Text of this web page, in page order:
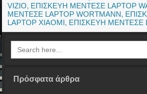
VIZIO, ΕΠΙΣΚΕΥΗ ΜΕΝΤΕΣΕ LAPTOP
ΜΕΝΤΕΣΕ LAPTOP WORTMANN,
LAPTOP XIAOMI, ΕΠΙΣΚΕΥΗ ΜΕΝΤΕΣΕ
Search
for:
Πρόσφατα άρθρα